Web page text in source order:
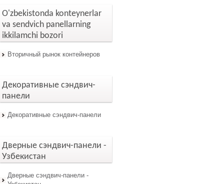
O'zbekistonda konteynerlar
va sendvich panellarning
ikkilamchi bozori
Вторичный рынок контейнеров
Декоративные сэндвич-
панели
Декоративные сэндвич-панели
Дверные сэндвич-панели -
Узбекистан
Дверные сэндвич-панели -